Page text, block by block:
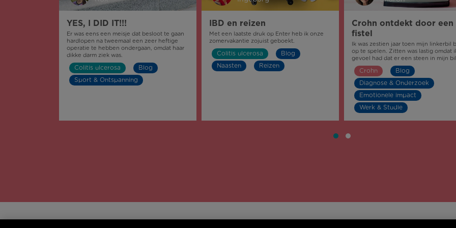
YES, I DID IT!!!
Er was eens een meisje dat besloot te gaan
hardlopen na tweemaal een zeer heftige
operatie te hebben ondergaan, omdat haar
dikke darm ziek was.
Colitis ulcerosa
Blog
Sport & Ontspanning
IBD en reizen
Met een laatste druk op Enter heb ik onze
zomervakantie zojuist geboekt.
Colitis ulcerosa
Blog
Naasten
Reizen
Crohn ontdekt door een
fistel
Ik was zestien jaar toen mijn linkerbil
op te spelen. Zitten was lastig omdat
gevoel had dat er een steen in mijn bil
Crohn
Blog
Diagnose & Onderzoek
Emotionele impact
Werk & Studie